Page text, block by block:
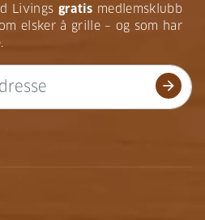
Livings gratis medlemsklubb
elsker å grille – og som har
arrow_forward